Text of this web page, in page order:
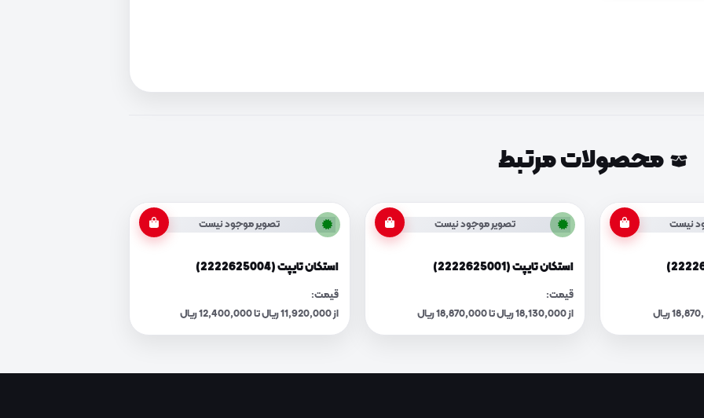
محصولات مرتبط
نیست تصویر موجود نیست
استکان تایپت (2222625001)
قیمت:
از 18,130,000 ریال تا 18,870,000 ریال
تصویر موجود نیست
استکان تایپت (2222625004)
قیمت:
از 11,920,000 ریال تا 12,400,000 ریال